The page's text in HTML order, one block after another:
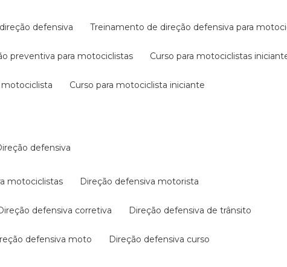
defensiva treinamento de direção defensiva para
preventiva para motociclistas curso para motociclistas
motociclista curso para motociclista iniciante
direção defensiva
motociclistas direção defensiva motorista
direção defensiva corretiva direção defensiva de trânsito
defensiva moto direção defensiva curso